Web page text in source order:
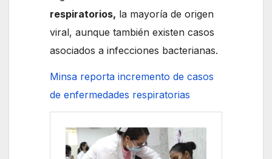
respiratorios, la mayoría de origen
viral, aunque también existen casos
asociados a infecciones bacterianas.
Minsa reporta incremento de casos
de enfermedades respiratorias